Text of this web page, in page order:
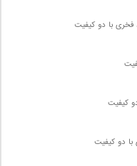
فخری با دو کیفیت
کیفیت
دو کیفیت